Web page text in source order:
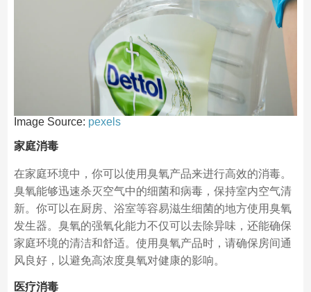
Image Source: pexels
家庭消毒
在家庭环境中，你可以使用臭氧产品来进行高效的消毒。
臭氧能够迅速杀灭空气中的细菌和病毒，保持室内空气清
新。你可以在厨房、浴室等容易滋生细菌的地方使用臭氧
发生器。臭氧的强氧化能力不仅可以去除异味，还能确保
家庭环境的清洁和舒适。使用臭氧产品时，请确保房间通
风良好，以避免高浓度臭氧对健康的影响。
医疗消毒